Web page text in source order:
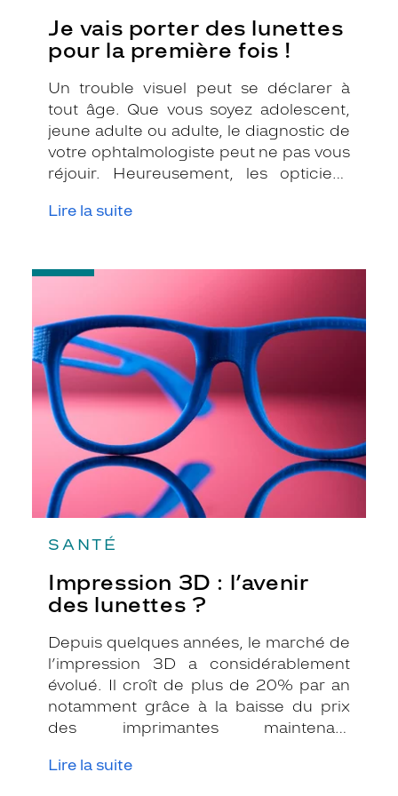
Je vais porter des lunettes
pour la première fois !
Un trouble visuel peut se déclarer à
tout âge. Que vous soyez adolescent,
jeune adulte ou adulte, le diagnostic de
votre ophtalmologiste peut ne pas vous
réjouir. Heureusement, les opticiens
décomplexer et vous conseiller LA
Lire la suite
SANTÉ
Impression 3D : l’avenir
des lunettes ?
Depuis quelques années, le marché de
l’impression 3D a considérablement
évolué. Il croît de plus de 20% par an
notamment grâce à la baisse du prix
des imprimantes maintenant
grâce à une progression technique des
Lire la suite
-
:
l’avenir
des
lunettes